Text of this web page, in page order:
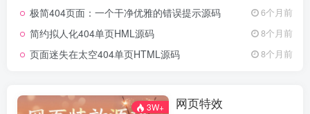
极简404页面：一个干净优雅的错误提示源码 6个月前
简约拟人化404单页HML源码 8个月前
页面迷失在太空404单页HTML源码 8个月前
3W+ 网页特效